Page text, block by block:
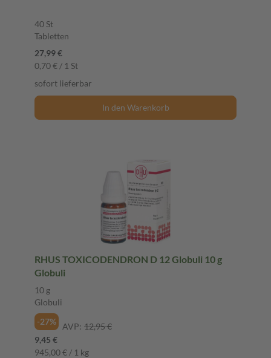
40 St
Tabletten
27,99 €
0,70 € / 1 St
sofort lieferbar
In den Warenkorb
RHUS TOXICODENDRON D 12 Globuli 10 g
Globuli
10 g
Globuli
-27%
AVP: 12,95 €
9,45 €
945,00 € / 1 kg